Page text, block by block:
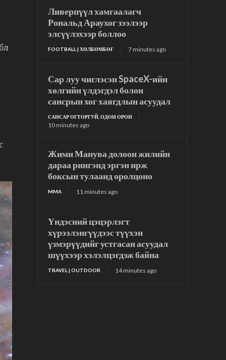
Ливерпүүл хамгаалагч
Рональд Араухог зээлээр
элсүүлэхээр боллоо
FOOTBALL | ХӨЛБӨМБӨГ 7 minutes ago
Сар луу чиглэсэн SpaceX-ийн
хөлгийн үлдэгдэл болон
сансрын хог хаягдлын асуудал
САНСАР ОГТОРГУЙ, ОДОН ОРОН
10 minutes ago
Жими Манува долоон жилийн
дараа рингэнд эргэн ирж
боксын тулаанд оролцоно
MMA 11 minutes ago
Үндэсний цэцэрлэгт
хүрээлэнгүүдээс түүхэн
үзмэрүүдийг устгасан асуудал
шүүхээр хэлэлцэгдэж байна
TRAVEL | OUTDOOR 14 minutes ago